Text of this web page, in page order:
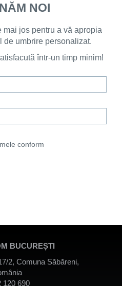
NOI
jos pentru a vă apropia
de umbrire personalizat.
într-un timp minim!
conform
BUCUREȘTI
2, Comuna Săbăreni,
120 690